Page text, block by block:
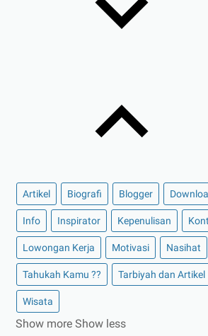
Artikel Biografi Blogger
Info Inspirator Kepenulisan
Lowongan Kerja Motivasi Nasihat
Tahukah Kamu ?? Tarbiyah dan Artikel
Wisata
Show more Show less